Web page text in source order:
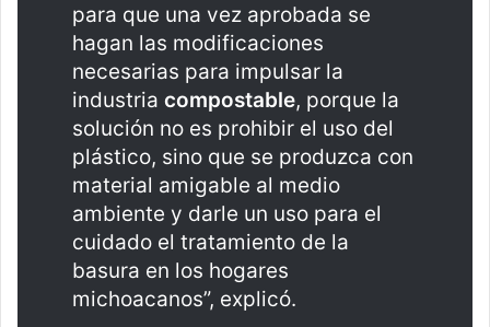
para que una vez aprobada se
hagan las modificaciones
necesarias para impulsar la
industria compostable, porque la
solución no es prohibir el uso del
plástico, sino que se produzca con
material amigable al medio
ambiente y darle un uso para el
cuidado el tratamiento de la
basura en los hogares
michoacanos”, explicó.